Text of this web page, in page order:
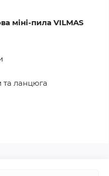
міні-пила VILMAS
ланцюга